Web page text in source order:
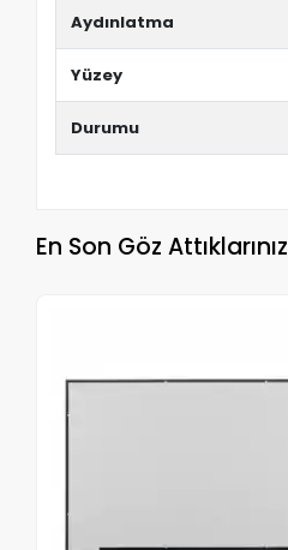
Aydınlatma
Yüzey
Durumu
En Son Göz Attıklarınız